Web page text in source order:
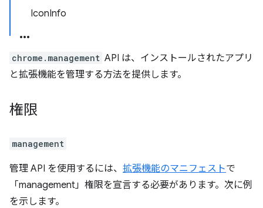
IconInfo
chrome.management API は、インストールされたアプリ
と拡張機能を管理する方法を提供します。
権限
management
管理 API を使用するには、 拡張機能のマニフェストで
「management」権限を宣言する必要があります。次に例
を示します。